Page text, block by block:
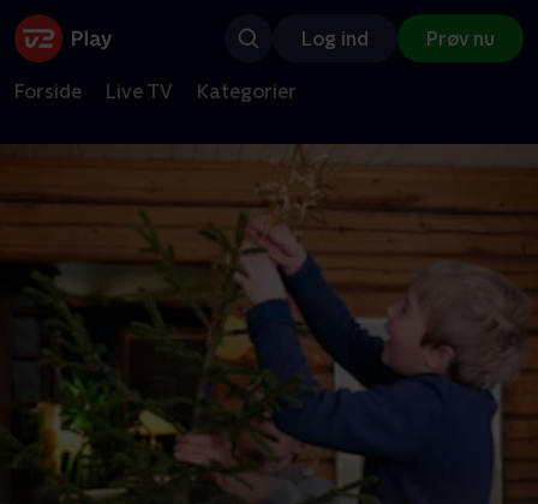
Log ind Prøv nu
Forside Live TV Kategorier